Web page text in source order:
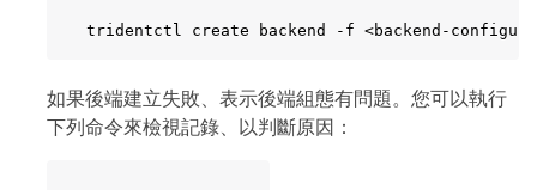
    name: backend-ontap-nas-secret
tridentctl create backend -f <backend-
如果後端建立失敗、表示後端組態有問題。您可以執行
下列命令來檢視記錄、以判斷原因：